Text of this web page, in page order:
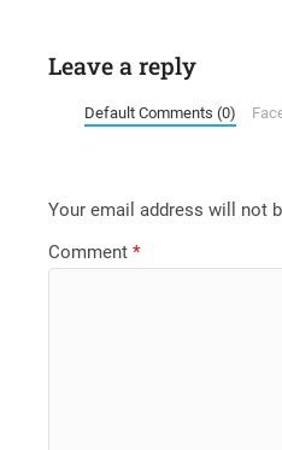
Leave a reply
Default Comments (0)
Your email address will not
Comment*